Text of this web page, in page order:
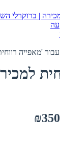
| ברוקרלי
'מאפייה